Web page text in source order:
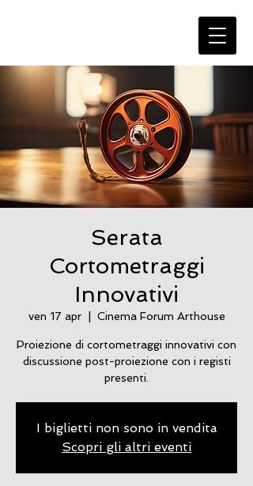
Serata
Cortometraggi
Innovativi
ven 17 apr
  |
Cinema Forum Arthouse
Proiezione di cortometraggi innovativi con
discussione post-proiezione con i registi
presenti.
I biglietti non sono in vendita
Scopri gli altri eventi